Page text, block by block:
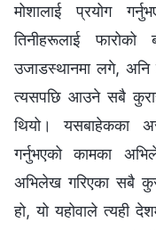
मोशालाई प्रयोग
तिनीहरूलाई
उजाडस्थानमा लगे, अनि
त्यसपछि आउने सबै
थियो। यसबाहेकका
गर्नुभएको कामका
अभिलेख गरिएका सबै
हो, यो यहोवाले त्यही